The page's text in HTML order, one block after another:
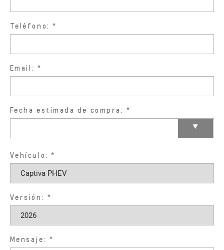
Teléfono:
Email:
Fecha estimada de compra:
Vehículo:
Versión:
Mensaje: